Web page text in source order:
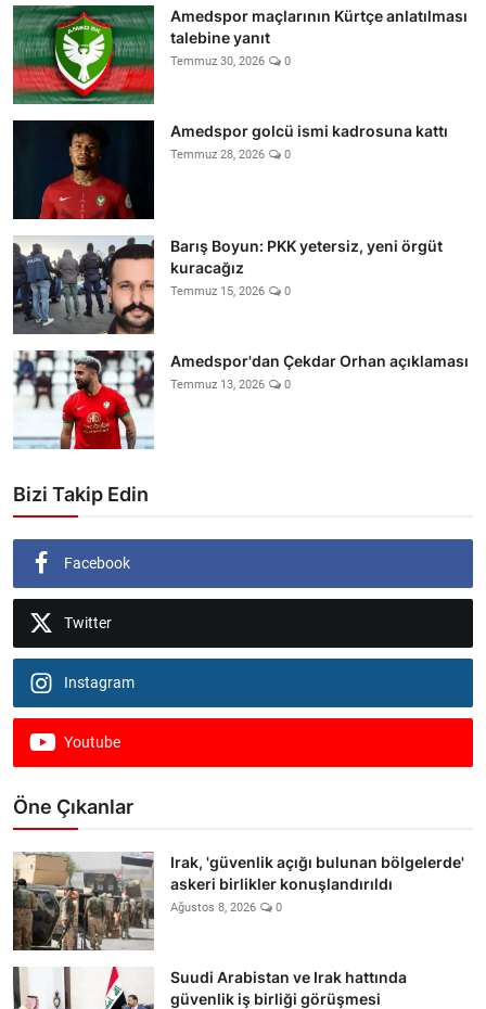
Amedspor maçlarının Kürtçe anlatılması
talebine yanıt
Temmuz 30, 2026 0
Amedspor golcü ismi kadrosuna kattı
Temmuz 28, 2026 0
Barış Boyun: PKK yetersiz, yeni örgüt
kuracağız
Temmuz 15, 2026 0
Amedspor'dan Çekdar Orhan açıklaması
Temmuz 13, 2026 0
Bizi Takip Edin
Facebook
Twitter
Instagram
Youtube
Öne Çıkanlar
Irak, 'güvenlik açığı bulunan bölgelerde'
askeri birlikler konuşlandırıldı
Ağustos 8, 2026 0
Suudi Arabistan ve Irak hattında
güvenlik iş birliği görüşmesi